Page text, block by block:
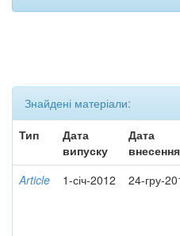
Знайдені матеріали:
Тип
Дата
випуску
Дата
внесення
Article 1-січ-2012 24-гру-